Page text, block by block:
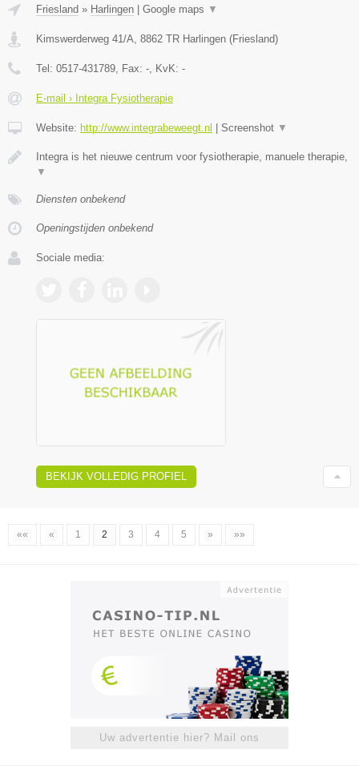
Friesland » Harlingen Google maps ▼
Kimswerderweg 41/A 8862 TR Harlingen (Friesland)
Tel: 0517-431789 , Fax: - , KvK: -
E-mail › Integra Fysiotherapie
Website: http://www.integrabeweegt.nl Screenshot ▼
Integra is het nieuwe centrum voor fysiotherapie, manuele therapie,
▼
Diensten onbekend
Openingstijden onbekend
Sociale media:
BEKIJK VOLLEDIG PROFIEL
«« « 1 2 3 4 5 » »»
Uw advertentie hier? Mail ons